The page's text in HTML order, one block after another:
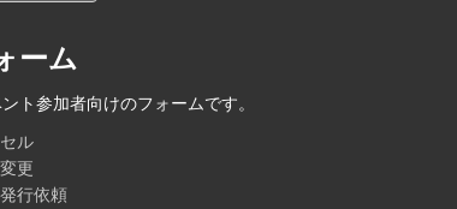
ーム
ト参加者向けのフォームです。
ル
更
行依頼